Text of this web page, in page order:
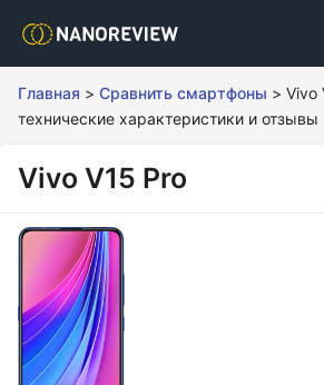
Главная > Сравнить смартфоны > Vivo
технические характеристики и отзывы
Vivo V15 Pro